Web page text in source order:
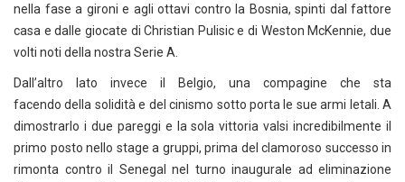
nella fase a gironi e agli ottavi contro la Bosnia, spinti dal fattore
casa e dalle giocate di Christian Pulisic e di Weston McKennie, due
volti noti della nostra Serie A.
Dall’altro lato invece il Belgio, una compagine che sta
facendo della solidità e del cinismo sotto porta le sue armi letali. A
dimostrarlo i due pareggi e la sola vittoria valsi incredibilmente il
primo posto nello stage a gruppi, prima del clamoroso successo in
rimonta contro il Senegal nel turno inaugurale ad eliminazione